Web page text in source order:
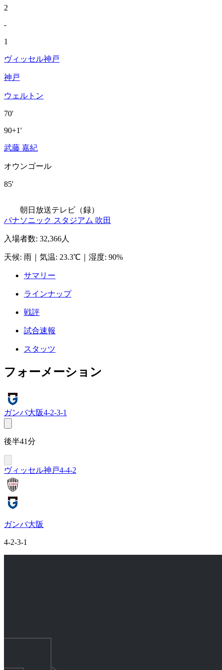
2
-
1
ヴィッセル神戸
神戸
ウェルトン
70'
90+1'
武藤 嘉紀
オウンゴール
85'
朝日放送テレビ（録）
パナソニック スタジアム 吹田
入場者数: 32,366人
天候: 雨 気温: 23.3℃ 湿度: 90%
サマリー
ラインナップ
戦評
試合速報
スタッツ
フォーメーション
ガンバ大阪4-2-3-1
後半41分
ヴィッセル神戸4-4-2
ガンバ大阪
4-2-3-1